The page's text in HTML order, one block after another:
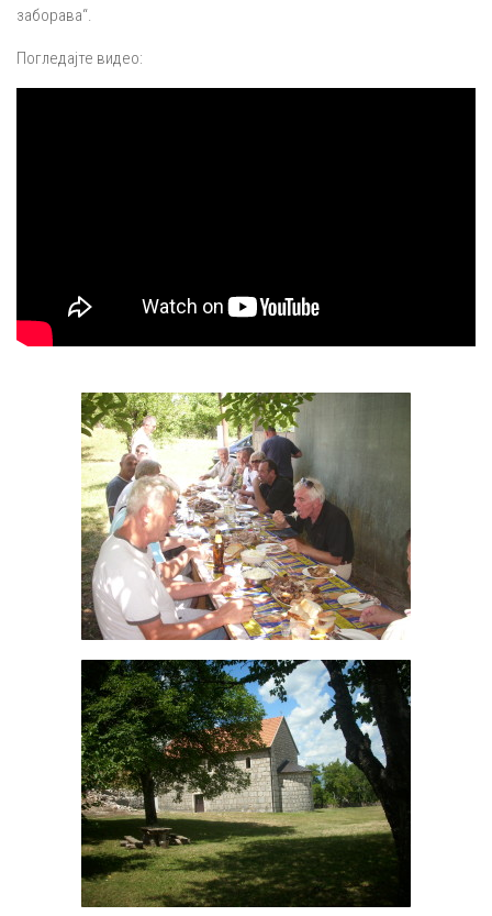
заборава“.
Погледајте видео: